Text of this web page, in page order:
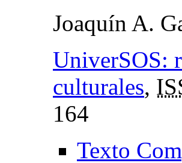
Joaquín A.
UniverSOS:
culturales,
164
Texto